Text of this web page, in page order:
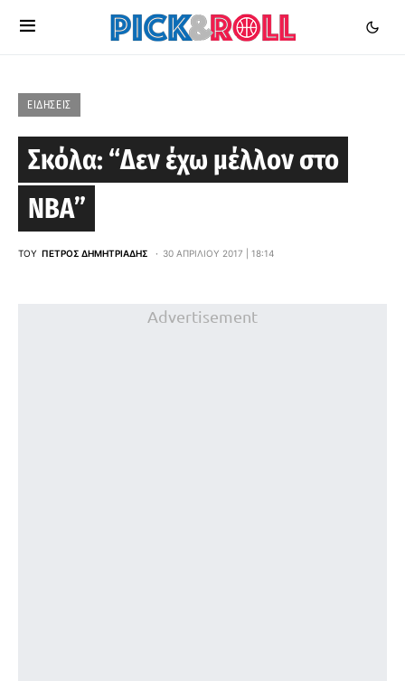
ΕΙΔΉΣΕΙΣ
Σκόλα: “Δεν έχω μέλλον στο
ΝΒΑ”
ΤΟΥ ΠΈΤΡΟΣ ΔΗΜΗΤΡΙΆΔΗΣ 30 ΑΠΡΙΛΊΟΥ 2017 | 18:14
Advertisement